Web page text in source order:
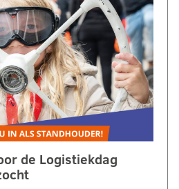
de Logistiekdag